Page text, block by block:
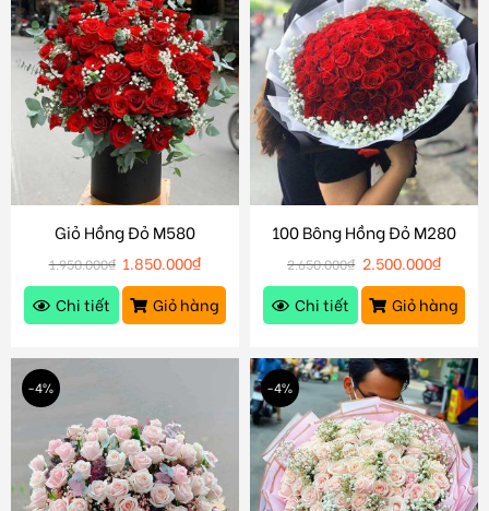
Giỏ Hồng Đỏ M580
1.950.000₫ 1.850.000₫
Chi tiết
Giỏ hàng
100 Bông Hồng Đỏ M280
2.650.000₫ 2.500.000₫
Chi tiết
Giỏ hàng
-4% -4%